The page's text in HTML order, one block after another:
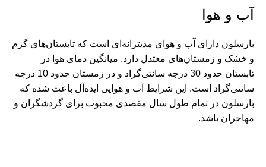
آب و هوا
بارسلون دارای آب و هوای مدیترانه‌ای است که تابستان‌های گرم
و خشک و زمستان‌های معتدل دارد. میانگین دمای هوا در
تابستان حدود 30 درجه سانتی‌گراد و در زمستان حدود 10 درجه
سانتی‌گراد است. این شرایط آب و هوایی ایده‌آل باعث شده که
بارسلون در تمام طول سال مقصدی محبوب برای گردشگران و
مهاجران باشد.